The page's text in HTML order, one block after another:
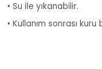
• Su ile yıkanabilir.
• Kullanım sonrası